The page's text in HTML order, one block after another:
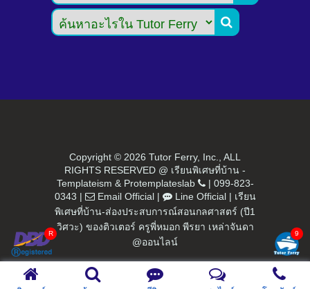

Copyright © 2026 Tutor Ferry, Inc., ALL
RIGHTS RESERVED @ เรียนพิเศษที่บ้าน -
Templateism & Protemplateslab | 099-823-
0343 | Email Official| Line Official| เรียน
พิเศษที่บ้าน-ส่องประสบการณ์สอนกลศาสตร์ (ปี1
วิศวะ) ของติวเตอร์ ครูพี่หมอก พีรยา เหล่าจันดา
@ออนไลน์